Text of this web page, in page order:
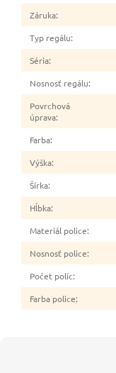
Záruka:
Typ regálu:
Séria:
Nosnosť regálu:
Povrchová
úprava:
Farba:
Výška:
Šírka:
Hĺbka:
Materiál police:
Nosnosť police:
Počet políc:
Farba police: